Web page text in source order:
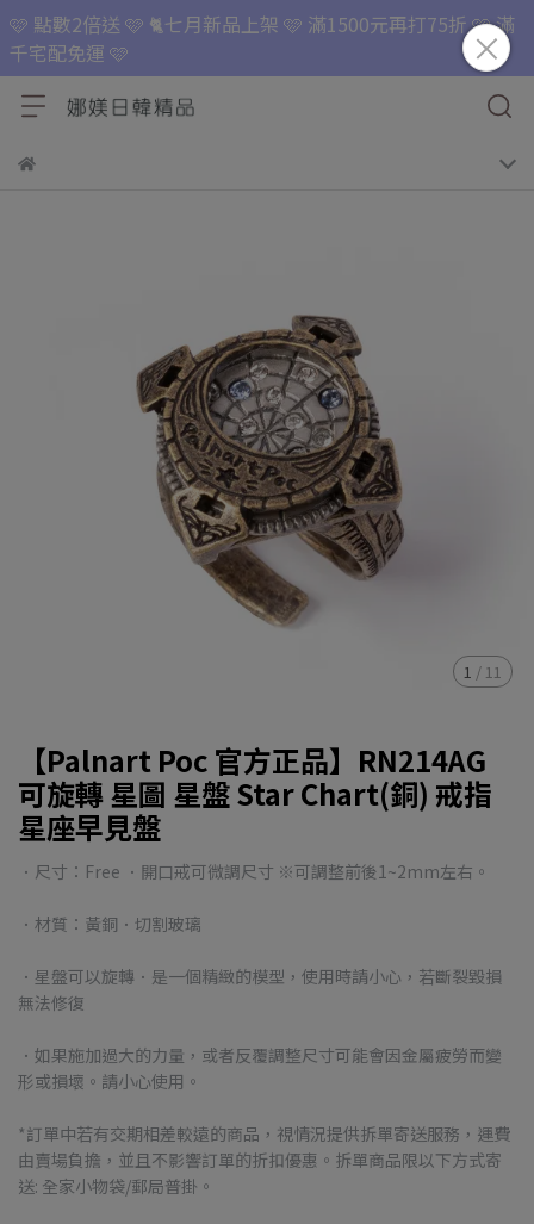
🩷 點數2倍送 🩷 🐈七月新品上架 🩷 滿1500元再打75折 🩷 滿
千宅配免運 🩷
1 / 11
【Palnart Poc 官方正品】RN214AG
可旋轉 星圖 星盤 Star Chart(銅) 戒指
星座早見盤
．尺寸：Free ．開口戒可微調尺寸 ※可調整前後1~2mm左右。
．材質：黃銅．切割玻璃
．星盤可以旋轉．是一個精緻的模型，使用時請小心，若斷裂毀損
無法修復
．如果施加過大的力量，或者反覆調整尺寸可能會因金屬疲勞而變
形或損壞。請小心使用。
*訂單中若有交期相差較遠的商品，視情況提供拆單寄送服務，運費
由賣場負擔，並且不影響訂單的折扣優惠。拆單商品限以下方式寄
送: 全家小物袋/郵局普掛。